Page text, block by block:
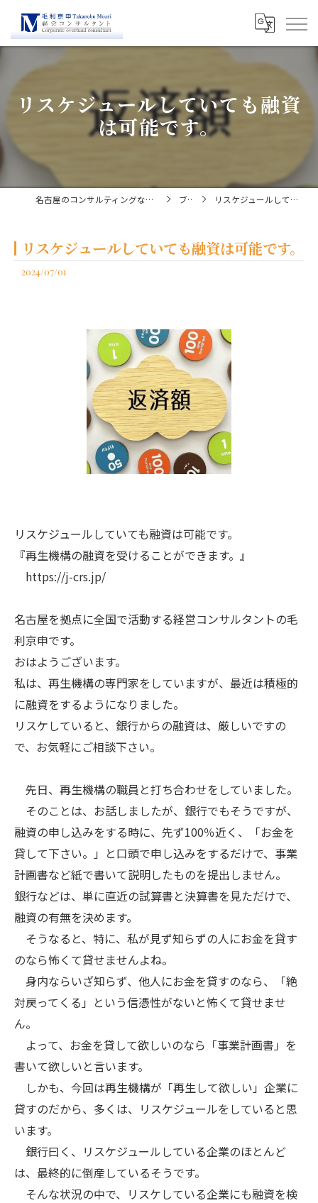
リスケジュールしていても融資
は可能です。
名古屋のコンサルティングなら経営コンサルタント毛利京申 ブログ リスケジュールしていても融資は可能です。
リスケジュールしていても融資は可能です。
2024/07/01
リスケジュールしていても融資は可能です。
『再生機構の融資を受けることができます。』
https://j-crs.jp/
名古屋を拠点に全国で活動する経営コンサルタントの毛
利京申です。
おはようございます。
私は、再生機構の専門家をしていますが、最近は積極的
に融資をするようになりました。
リスケしていると、銀行からの融資は、厳しいですの
で、お気軽にご相談下さい。
先日、再生機構の職員と打ち合わせをしていました。
そのことは、お話しましたが、銀行でもそうですが、
融資の申し込みをする時に、先ず100％近く、「お金を
貸して下さい。」と口頭で申し込みをするだけで、事業
計画書など紙で書いて説明したものを提出しません。
銀行などは、単に直近の試算書と決算書を見ただけで、
融資の有無を決めます。
そうなると、特に、私が見ず知らずの人にお金を貸す
のなら怖くて貸せませんよね。
身内ならいざ知らず、他人にお金を貸すのなら、「絶
対戻ってくる」という信憑性がないと怖くて貸せませ
ん。
よって、お金を貸して欲しいのなら「事業計画書」を
書いて欲しいと言います。
しかも、今回は再生機構が「再生して欲しい」企業に
貸すのだから、多くは、リスケジュールをしていると思
います。
銀行曰く、リスケジュールしている企業のほとんど
は、最終的に倒産しているそうです。
そんな状況の中で、リスケしている企業にも融資を検